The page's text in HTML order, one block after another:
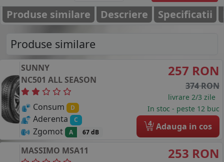
Produse similare Descriere Specificatii
Produse similare
SUNNY
NC501 ALL SEASON
Consum D
Aderenta C
Zgomot A 67 dB
257 RON
374 RON
livrare 2/3 zile
In stoc - peste 12 buc
4 Adauga in cos
MASSIMO MSA11 253 RON